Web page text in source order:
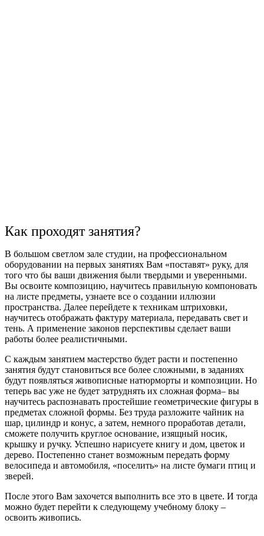
Как проходят занятия?
В большом светлом зале студии, на профессиональном
оборудовании на первых занятиях Вам «поставят» руку, для
того что бы ваши движения были твердыми и уверенными.
Вы освоите композицию, научитесь правильную компоновать
на листе предметы, узнаете все о создании иллюзии
пространства. Далее перейдете к техникам штриховки,
научитесь отображать фактуру материала, передавать свет и
тень. А применение законов перспективы сделает ваши
работы более реалистичными.
С каждым занятием мастерство будет расти и постепенно
занятия будут становиться все более сложными, в заданиях
будут появляться живописные натюрморты и композиции. Но
теперь вас уже не будет затруднять их сложная форма– вы
научитесь распознавать простейшие геометрические фигуры в
предметах сложной формы. Без труда разложите чайник на
шар, цилиндр и конус, а затем, немного проработав детали,
сможете получить круглое основание, изящный носик,
крышку и ручку. Успешно нарисуете книгу и дом, цветок и
дерево. Постепенно станет возможным передать форму
велосипеда и автомобиля, «поселить» на листе бумаги птиц и
зверей.
После этого Вам захочется выполнить все это в цвете. И тогда
можно будет перейти к следующему учебному блоку –
освоить живопись.